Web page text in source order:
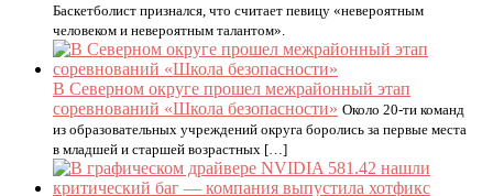
Баскетболист признался, что считает певицу «невероятным
человеком и невероятным талантом».
В Северном округе прошел межрайонный этап
соревнований «Школа безопасности» Около 20-ти команд
из образовательных учреждений округа боролись за первые места
в младшей и старшей возрастных […]